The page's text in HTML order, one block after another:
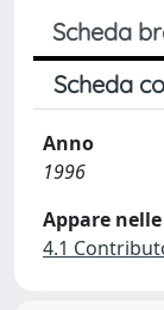
Scheda
Scheda
Anno
1996
Appare
4.1